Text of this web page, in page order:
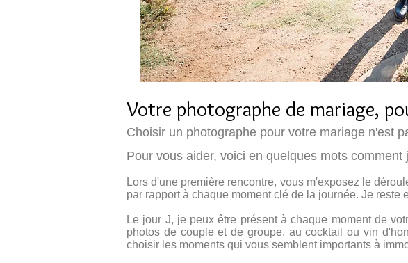
Votre photographe de mariage,
Choisir un photographe pour votre mariage n'est
Pour vous aider, voici en quelques mots
Lors d'une première rencontre, vous m'exposez le
par rapport à chaque moment clé de la journée. Je
Le jour J, je peux être présent à chaque moment de
photos de couple et de groupe, au cocktail ou vin
choisir les moments qui vous semblent importants à